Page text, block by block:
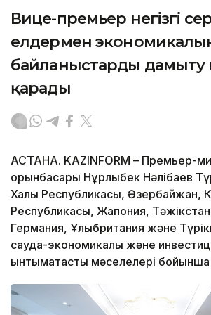
Вице-премьер негізгі
елдермен
байланыстарды дамыту
қарады
АСТАНА. KAZINFORM – Премьер-
орынбасары Нұрлыбек Нәлібаев
Халық Республикасы, Әзербайжан,
Республикасы, Жапония,
Германия, Ұлыбритания және
сауда-экономикалық және
ынтымақтастық мәселелері бойынша